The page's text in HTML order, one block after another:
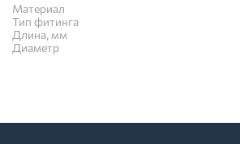
Материал
Тип фитинга
Длина, мм
Диаметр